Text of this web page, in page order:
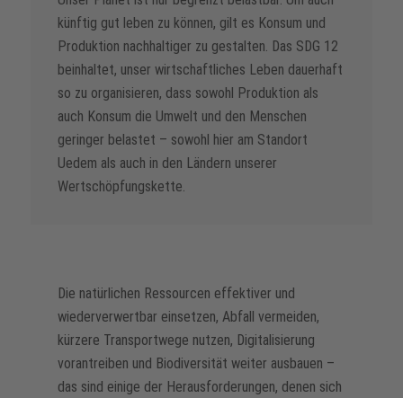
künftig gut leben zu können, gilt es Konsum und
Produktion nachhaltiger zu gestalten. Das SDG 12
beinhaltet, unser wirtschaftliches Leben dauerhaft
so zu organisieren, dass sowohl Produktion als
auch Konsum die Umwelt und den Menschen
geringer belastet – sowohl hier am Standort
Uedem als auch in den Ländern unserer
Wertschöpfungskette.
Die natürlichen Ressourcen effektiver und
wiederverwertbar einsetzen, Abfall vermeiden,
kürzere Transportwege nutzen, Digitalisierung
vorantreiben und Biodiversität weiter ausbauen –
das sind einige der Herausforderungen, denen sich